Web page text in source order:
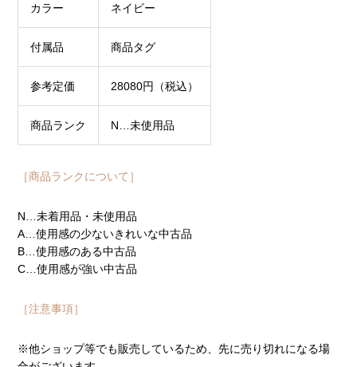
カラー ネイビー
付属品 商品タグ
参考定価 28080円（税込）
商品ランク N…未使用品
［商品ランクについて］
N…未着用品・未使用品
A…使用感の少ないきれいな中古品
B…使用感のある中古品
C…使用感が強い中古品
［注意事項］
※他ショップ等でも販売しているため、先に売り切れになる場